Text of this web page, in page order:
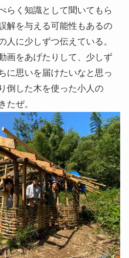
らく知識として聞いてもら
解を与える可能性もあるの
人に少しずつ伝えている。
画をあげたりして、少しず
に思いを届けたいなと思っ
倒した木を使った小人の
たぜ。